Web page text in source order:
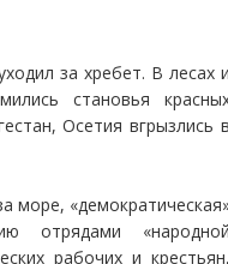
за хребет. В лесах
становья
Осетия вгрызлись
море,
отрядами
рабочих и